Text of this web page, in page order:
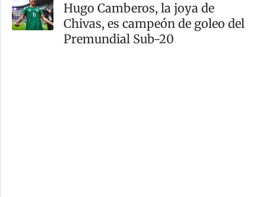
Hugo Camberos, la joya de
Chivas, es campeón de goleo del
Premundial Sub-20